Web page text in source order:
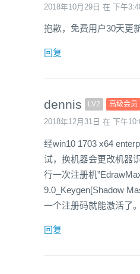
2018年10月29日 在 下午
抱歉，免费用户30天更
回复
dennis LV2 高级会员
2018年12月31日 在 下午
经win10 1703 x64
试，换机器会更改机器
行一次注册机
9.0_Keygen[Shadow
一个注册码就能激活了。
回复